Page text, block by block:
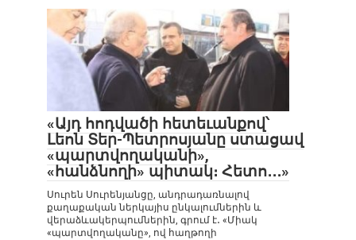
«Այդ հոդվածի հետեւանքով՝
Լեոն Տեր-Պետրոսյանը ստացավ
«պարտվողականի»,
«հանձնողի» պիտակ։ Հետո․․․»
Սուրեն Սուրենյանցը, անդրադառնալով
քաղաքական ներկայիս ընկալումներին և
վերաձևակերպումներին, գրում է․ «Միակ
«պարտվողականը», ով հաղթողի